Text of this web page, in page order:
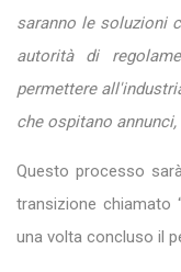
saranno le soluzioni
autorità di
permettere
che ospitano
Questo processo
transizione chiamato
una volta concluso il